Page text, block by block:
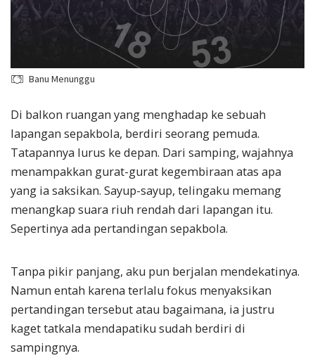
Banu Menunggu
Di balkon ruangan yang menghadap ke sebuah
lapangan sepakbola, berdiri seorang pemuda.
Tatapannya lurus ke depan. Dari samping, wajahnya
menampakkan gurat-gurat kegembiraan atas apa
yang ia saksikan. Sayup-sayup, telingaku memang
menangkap suara riuh rendah dari lapangan itu.
Sepertinya ada pertandingan sepakbola.
Tanpa pikir panjang, aku pun berjalan mendekatinya.
Namun entah karena terlalu fokus menyaksikan
pertandingan tersebut atau bagaimana, ia justru
kaget tatkala mendapatiku sudah berdiri di
sampingnya.